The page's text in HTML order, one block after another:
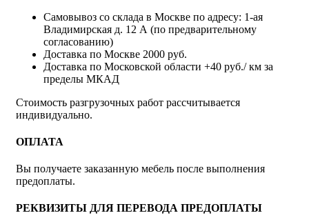
Самовывоз со склада в Москве по адресу: 1-ая
Владимирская д. 12 А (по предварительному
согласованию)
Доставка по Москве 2000 руб.
Доставка по Московской области +40 руб./ км за
пределы МКАД
Стоимость разгрузочных работ рассчитывается
индивидуально.
ОПЛАТА
Вы получаете заказанную мебель после выполнения
предоплаты.
РЕКВИЗИТЫ ДЛЯ ПЕРЕВОДА ПРЕДОПЛАТЫ